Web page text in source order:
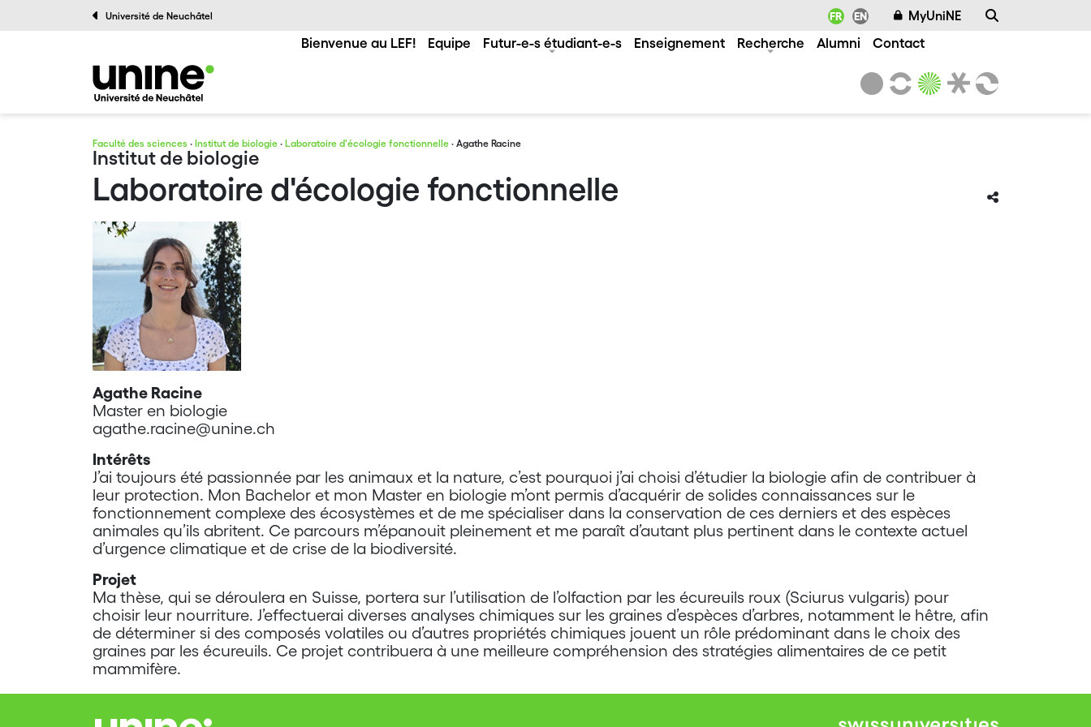
Université de Neuchâtel FR EN MyUniNE
Bienvenue au LEF! Equipe Futur-e-s étudiant-e-s Enseignement Recherche Alumni Contact
Faculté des sciences · Institut de biologie · Laboratoire d'écologie fonctionnelle · Agathe Racine
Institut de biologie
Laboratoire d'écologie fonctionnelle
Agathe Racine
Master en biologie
agathe.racine@unine.ch
Intérêts
J’ai toujours été passionnée par les animaux et la nature, c’est pourquoi j’ai choisi d’étudier la biologie afin de contribuer à
leur protection. Mon Bachelor et mon Master en biologie m’ont permis d’acquérir de solides connaissances sur le
fonctionnement complexe des écosystèmes et de me spécialiser dans la conservation de ces derniers et des espèces
animales qu’ils abritent. Ce parcours m’épanouit pleinement et me paraît d’autant plus pertinent dans le contexte actuel
d’urgence climatique et de crise de la biodiversité.
Projet
Ma thèse, qui se déroulera en Suisse, portera sur l’utilisation de l’olfaction par les écureuils roux (Sciurus vulgaris) pour
choisir leur nourriture. J’effectuerai diverses analyses chimiques sur les graines d’espèces d’arbres, notamment le hêtre, afin
de déterminer si des composés volatiles ou d’autres propriétés chimiques jouent un rôle prédominant dans le choix des
graines par les écureuils. Ce projet contribuera à une meilleure compréhension des stratégies alimentaires de ce petit
mammifère.